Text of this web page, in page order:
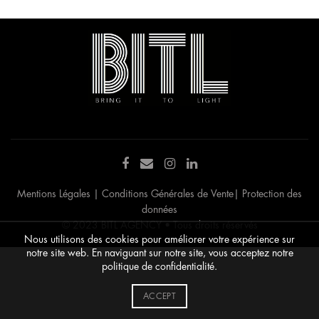
Mentions Légales Conditions Générales de Vente
Protection des
données
© 2023 BITL AGENCY • Tous droits réservés
Nous utilisons des cookies pour améliorer votre expérience sur
notre site web. En naviguant sur notre site, vous acceptez notre
politique de confidentialité.
ACCEPT